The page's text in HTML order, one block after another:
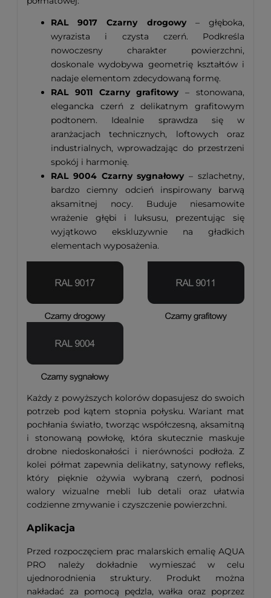
RAL 9017 Czarny drogowy– głęboka,
wyrazista i czysta czerń. Podkreśla
nowoczesny charakter powierzchni,
doskonale wydobywa geometrię kształtów i
nadaje elementom zdecydowaną formę.
RAL 9011 Czarny grafitowy– stonowana,
elegancka czerń z delikatnym grafitowym
podtonem. Idealnie sprawdza się w
aranżacjach technicznych, loftowych oraz
industrialnych, wprowadzając do przestrzeni
spokój i harmonię.
RAL 9004 Czarny sygnałowy– szlachetny,
bardzo ciemny odcień inspirowany barwą
aksamitnej nocy. Buduje niesamowite
wrażenie głębi i luksusu, prezentując się
wyjątkowo ekskluzywnie na gładkich
elementach wyposażenia.
Każdy z powyższych kolorów dopasujesz do swoich
potrzeb pod kątem stopnia połysku. Wariant mat
pochłania światło, tworząc współczesną, aksamitną
i stonowaną powłokę, która skutecznie maskuje
drobne niedoskonałości i nierówności podłoża. Z
kolei półmat zapewnia delikatny, satynowy refleks,
który pięknie ożywia wybraną czerń, podnosi
walory wizualne mebli lub detali oraz ułatwia
codzienne zmywanie i czyszczenie powierzchni.
Aplikacja
Przed rozpoczęciem prac malarskich emalię AQUA
PRO należy dokładnie wymieszać w celu
ujednorodnienia struktury. Produkt można
nakładać za pomocą pędzla, wałka oraz poprzez